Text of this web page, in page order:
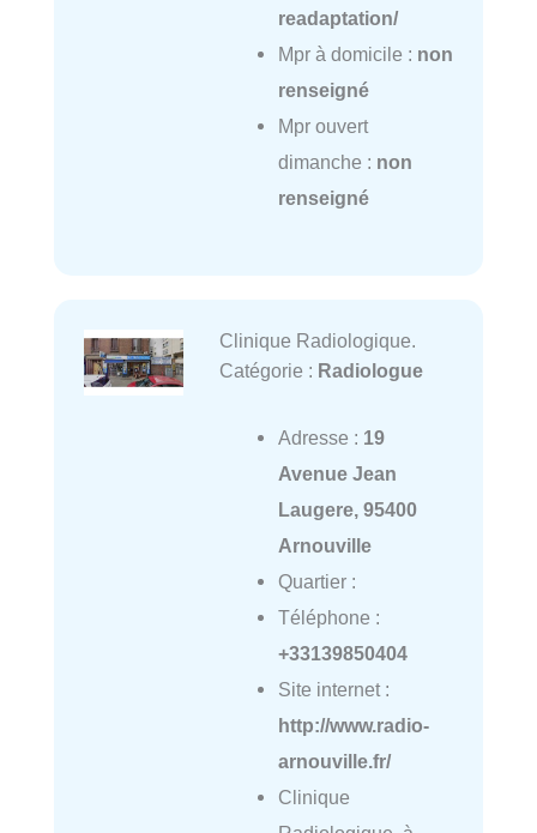
readaptation/
Mpr à domicile : non
renseigné
Mpr ouvert
dimanche : non
renseigné
Clinique Radiologique.
Catégorie : Radiologue
Adresse : 19
Avenue Jean
Laugere, 95400
Arnouville
Quartier :
Téléphone :
+33139850404
Site internet :
http://www.radio-
arnouville.fr/
Clinique